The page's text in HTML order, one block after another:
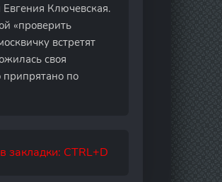
Ключевская.
«проверить
встретят
своя
припрятано по
закладки: CTRL+D